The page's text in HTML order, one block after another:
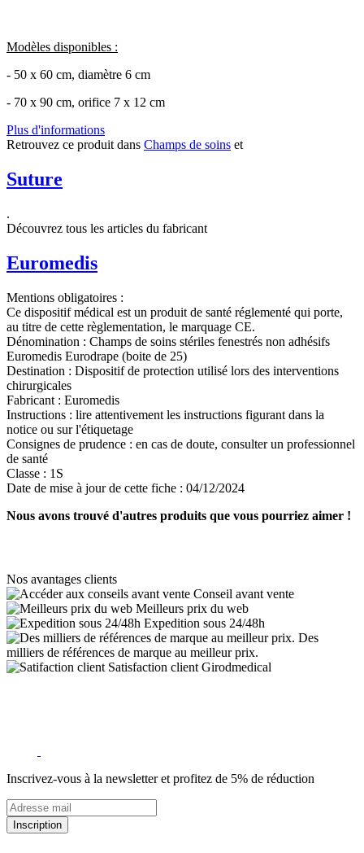
Modèles disponibles :
- 50 x 60 cm, diamètre 6 cm
- 70 x 90 cm, orifice 7 x 12 cm
Plus d'informations
Retrouvez ce produit dans Champs de soins et
Suture
.
Découvrez tous les articles du fabricant
Euromedis
Mentions obligatoires :
Ce dispositif médical est un produit de santé réglementé qui porte,
au titre de cette règlementation, le marquage CE.
Dénomination : Champs de soins stériles fenestrés non adhésifs
Euromedis Eurodrape (boite de 25)
Destination : Dispositif de protection utilisé lors des interventions
chirurgicales
Fabricant : Euromedis
Instructions : lire attentivement les instructions figurant dans la
notice ou sur l'étiquetage
Consignes de prudence : en cas de doute, consulter un professionnel
de santé
Classe : 1S
Date de mise à jour de cette fiche : 04/12/2024
Nous avons trouvé d'autres produits que vous pourriez aimer !
Nos avantages clients
Conseil avant vente
Meilleurs prix du web
Expedition sous 24/48h
Des
milliers de références de marque au meilleur prix.
Satisfaction client Girodmedical
Inscrivez-vous à la newsletter et profitez de 5% de réduction
Inscription